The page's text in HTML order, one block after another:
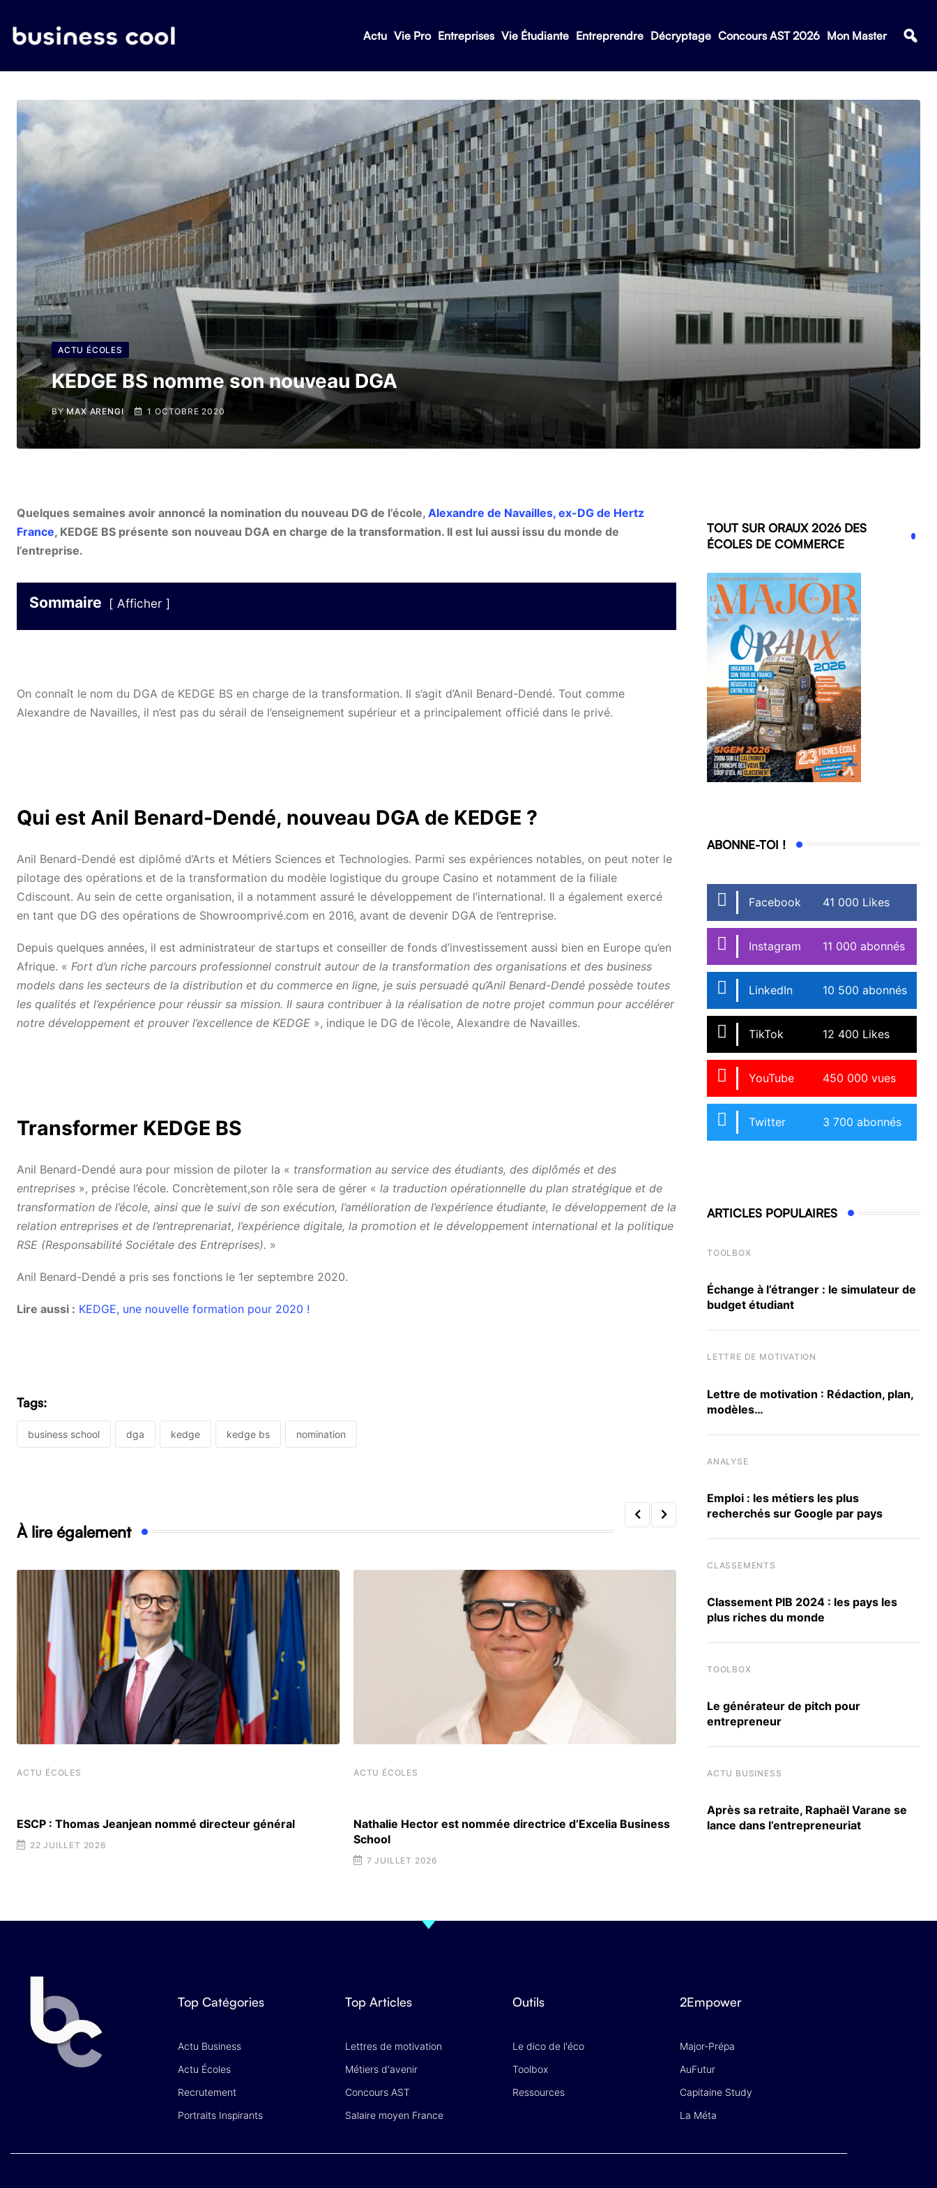
Actu Vie Pro Entreprises Vie Étudiante Entreprendre Décryptage Concours AST 2026 Mon Master
ACTU ÉCOLES
KEDGE BS nomme son nouveau DGA
BYMAX ARENGI 1 OCTOBRE 2020
Quelques semaines avoir annoncé la nomination du nouveau DG de l’école, Alexandre de Navailles, ex-DG de Hertz
France, KEDGE BS présente son nouveau DGA en charge de la transformation. Il est lui aussi issu du monde de
l’entreprise.
Sommaire Afficher
On connaît le nom du DGA de KEDGE BS en charge de la transformation. Il s’agit d’Anil Benard-Dendé. Tout comme
Alexandre de Navailles, il n’est pas du sérail de l’enseignement supérieur et a principalement officié dans le privé.
Qui est Anil Benard-Dendé, nouveau DGA de KEDGE ?
Anil Benard-Dendé est diplômé d’Arts et Métiers Sciences et Technologies. Parmi ses expériences notables, on peut noter le
pilotage des opérations et de la transformation du modèle logistique du groupe Casino et notamment de la filiale
Cdiscount. Au sein de cette organisation, il a notamment assuré le développement de l’international. Il a également exercé
en tant que DG des opérations de Showroomprivé.com en 2016, avant de devenir DGA de l’entreprise.
Depuis quelques années, il est administrateur de startups et conseiller de fonds d’investissement aussi bien en Europe qu’en
Afrique. « Fort d’un riche parcours professionnel construit autour de la transformation des organisations et des business
models dans les secteurs de la distribution et du commerce en ligne, je suis persuadé qu’Anil Benard-Dendé possède toutes
les qualités et l’expérience pour réussir sa mission. Il saura contribuer à la réalisation de notre projet commun pour accélérer
notre développement et prouver l’excellence de KEDGE », indique le DG de l’école, Alexandre de Navailles.
Transformer KEDGE BS
Anil Benard-Dendé aura pour mission de piloter la « transformation au service des étudiants, des diplômés et des
entreprises », précise l’école. Concrètement,son rôle sera de gérer « la traduction opérationnelle du plan stratégique et de
transformation de l’école, ainsi que le suivi de son exécution, l’amélioration de l’expérience étudiante, le développement de la
relation entreprises et de l’entreprenariat, l’expérience digitale, la promotion et le développement international et la politique
RSE (Responsabilité Sociétale des Entreprises). »
Anil Benard-Dendé a pris ses fonctions le 1er septembre 2020.
Lire aussi : KEDGE, une nouvelle formation pour 2020 !
Tags:
business school dga kedge kedge bs nomination
À lire également
ACTU ÉCOLES
ESCP : Thomas Jeanjean nommé directeur général
22 JUILLET 2026
ACTU ÉCOLES
Nathalie Hector est nommée directrice d’Excelia Business
School
7 JUILLET 2026
ACTU ÉCOLES
Berkeley, Harvard, UCLA : SKEMA signe 30
TOUT SUR ORAUX 2026 DES
ÉCOLES DE COMMERCE
ABONNE-TOI !
Facebook 41 000 Likes
Instagram 11 000 abonnés
LinkedIn 10 500 abonnés
TikTok 12 400 Likes
YouTube 450 000 vues
Twitter 3 700 abonnés
ARTICLES POPULAIRES
TOOLBOX
Échange à l’étranger : le simulateur de
budget étudiant
LETTRE DE MOTIVATION
Lettre de motivation : Rédaction, plan,
modèles…
ANALYSE
Emploi : les métiers les plus
recherchés sur Google par pays
CLASSEMENTS
Classement PIB 2024 : les pays les
plus riches du monde
TOOLBOX
Le générateur de pitch pour
entrepreneur
ACTU BUSINESS
Après sa retraite, Raphaël Varane se
lance dans l’entrepreneuriat
Top Catégories
Actu Business
Actu Écoles
Recrutement
Portraits Inspirants
Top Articles
Lettres de motivation
Métiers d'avenir
Concours AST
Salaire moyen France
Outils
Le dico de l'éco
Toolbox
Ressources
2Empower
Major-Prépa
AuFutur
Capitaine Study
La Méta